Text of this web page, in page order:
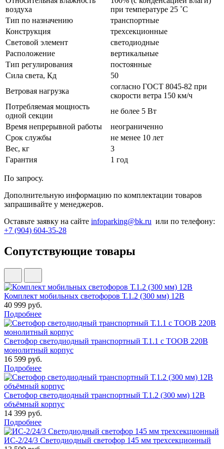
воздуха
при температуре 25 ˚С
Тип по назначению
транспортные
Конструкция
трехсекционные
Световой элемент
светодиодные
Расположение
вертикальные
Тип регулирования
постоянные
Сила света, Кд
50
Ветровая нагрузка
согласно ГОСТ 8045-82 при
скорости ветра 150 км/ч
Потребляемая мощность
одной секции
не более 5 Вт
Время непрерывной работы
неограниченно
Срок службы
не менее 10 лет
Вес, кг
3
Гарантия
1 год
По запросу.
Дополнительную информацию по комплектации товаров
запрашивайте у менеджеров.
Оставьте заявку на сайте infoparking@bk.ru или по телефону:
+7 (904) 604-35-28
Сопутствующие товары
Комплект мобильных светофоров Т.1.2 (300 мм) 12В
40 999 руб.
Подробнее
Светофор светодиодный транспортный Т.1.1 с ТООВ 220В
монолитный корпус
16 599 руб.
Подробнее
Светофор светодиодный транспортный Т.1.2 (300 мм) 12В
объёмный корпус
14 399 руб.
Подробнее
ИС-2/24/3 Светодиодный светофор 145 мм трехсекционный